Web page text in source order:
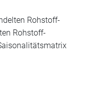
Rohstoff-
Rohstoff-